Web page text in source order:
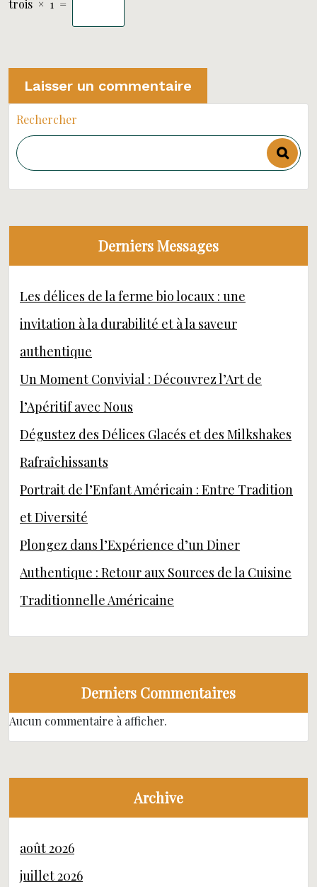
trois × 1 =
Rechercher
Derniers Messages
Les délices de la ferme bio locaux : une
invitation à la durabilité et à la saveur
authentique
Un Moment Convivial : Découvrez l’Art de
l’Apéritif avec Nous
Dégustez des Délices Glacés et des Milkshakes
Rafraîchissants
Portrait de l’Enfant Américain : Entre Tradition
et Diversité
Plongez dans l’Expérience d’un Diner
Authentique : Retour aux Sources de la Cuisine
Traditionnelle Américaine
Derniers Commentaires
Aucun commentaire à afficher.
Archive
août 2026
juillet 2026